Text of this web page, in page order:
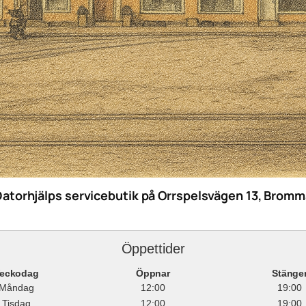
servicebutik på Orrspelsvägen 13,
Öppettider
Öppnar
12:00
19:00
Tisdag
12:00 19:00